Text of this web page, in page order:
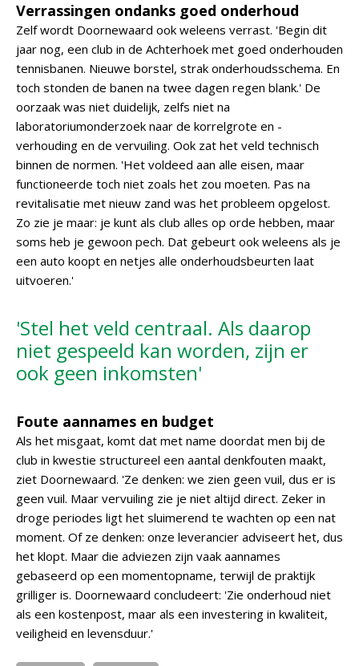
Verrassingen ondanks goed onderhoud
Zelf wordt Doornewaard ook weleens verrast. 'Begin dit
jaar nog, een club in de Achterhoek met goed onderhouden
tennisbanen. Nieuwe borstel, strak onderhoudsschema. En
toch stonden de banen na twee dagen regen blank.' De
oorzaak was niet duidelijk, zelfs niet na
laboratoriumonderzoek naar de korrelgrote en -
verhouding en de vervuiling. Ook zat het veld technisch
binnen de normen. 'Het voldeed aan alle eisen, maar
functioneerde toch niet zoals het zou moeten. Pas na
revitalisatie met nieuw zand was het probleem opgelost.
Zo zie je maar: je kunt als club alles op orde hebben, maar
soms heb je gewoon pech. Dat gebeurt ook weleens als je
een auto koopt en netjes alle onderhoudsbeurten laat
uitvoeren.'
'Stel het veld centraal. Als daarop
niet gespeeld kan worden, zijn er
ook geen inkomsten'
Foute aannames en budget
Als het misgaat, komt dat met name doordat men bij de
club in kwestie structureel een aantal denkfouten maakt,
ziet Doornewaard. 'Ze denken: we zien geen vuil, dus er is
geen vuil. Maar vervuiling zie je niet altijd direct. Zeker in
droge periodes ligt het sluimerend te wachten op een nat
moment. Of ze denken: onze leverancier adviseert het, dus
het klopt. Maar die adviezen zijn vaak aannames
gebaseerd op een momentopname, terwijl de praktijk
grilliger is. Doornewaard concludeert: 'Zie onderhoud niet
als een kostenpost, maar als een investering in kwaliteit,
veiligheid en levensduur.'